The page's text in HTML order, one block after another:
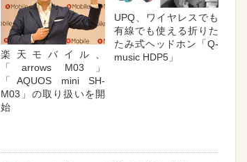
楽天モバイル、
「arrows M03」
「AQUOS mini SH-
M03」の取り扱いを開
始
UPQ、ワイヤレスでも
有線でも使える折りた
たみ式ヘッドホン「Q-
music HDP5」